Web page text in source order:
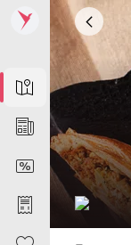
Map
News
DiscountCard
Purchases